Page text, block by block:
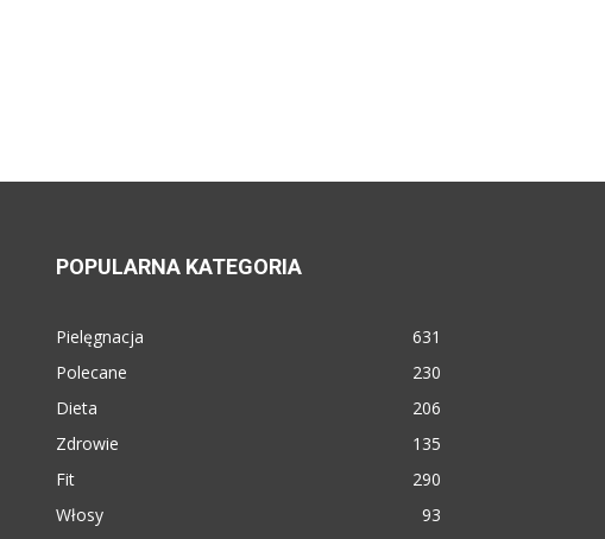
POPULARNA KATEGORIA
Pielęgnacja
631
Polecane
230
Dieta
206
Zdrowie
135
Fit
290
Włosy
93